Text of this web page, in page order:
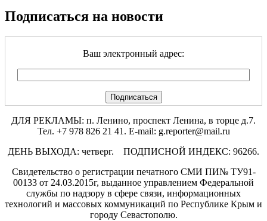
Подписаться на новости
Ваш электронный адрес:
ДЛЯ РЕКЛАМЫ: п. Ленино, проспект Ленина, в торце д.7.
Тел. +7 978 826 21 41. E-mail: g.reporter@mail.ru
ДЕНЬ ВЫХОДА: четверг. ПОДПИСНОЙ ИНДЕКС: 96266.
Свидетельство о регистрации печатного СМИ ПИ№ ТУ91-
00133 от 24.03.2015г, выданное управлением Федеральной
службы по надзору в сфере связи, информационных
технологий и массовых коммуникаций по Республике Крым и
городу Севастополю.